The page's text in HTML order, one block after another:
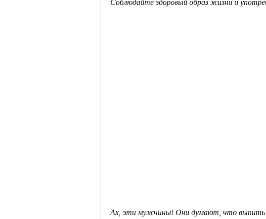
Соблюдайте здоровый образ жизни и
Ах, эти мужчины! Они думают, что выпить